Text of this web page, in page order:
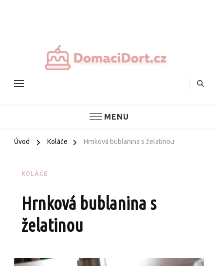
MENU
Úvod Koláče Hrnková bublanina s želatinou
KOLÁČE
Hrnková bublanina s
želatinou